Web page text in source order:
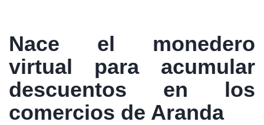
Nace el monedero
virtual para acumular
descuentos en los
comercios de Aranda